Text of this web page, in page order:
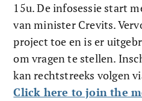
15u. De infosessie start
van minister Crevits.
project toe en is er
om vragen te stellen.
kan rechtstreeks volgen
Click here to join the